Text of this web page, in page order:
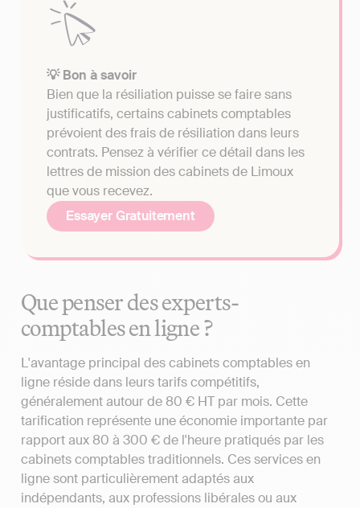
💡 Bon à savoir
Bien que la résiliation puisse se faire sans
justificatifs, certains cabinets comptables
prévoient des frais de résiliation dans leurs
contrats. Pensez à vérifier ce détail dans les
lettres de mission des cabinets de Limoux
que vous recevez.
Essayer Gratuitement
Que penser des experts-
comptables en ligne ?
L'avantage principal des cabinets comptables en
ligne réside dans leurs tarifs compétitifs,
généralement autour de 80 € HT par mois. Cette
tarification représente une économie importante par
rapport aux 80 à 300 € de l'heure pratiqués par les
cabinets comptables traditionnels. Ces services en
ligne sont particulièrement adaptés aux
indépendants, aux professions libérales ou aux